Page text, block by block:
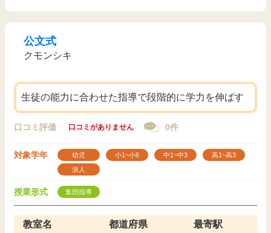
公文式
クモンシキ
生徒の能力に合わせた指導で段階的に学力を伸ばす
口コミ評価 口コミがありません 0件
対象学年 幼児 小1~小6 中1~中3
高1~高3
浪人
授業形式 集団指導
教室名 都道府県 最寄駅